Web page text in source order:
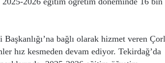
bağlı olarak hizmet veren
hız kesmeden devam ediyor. Tekirdağ’da